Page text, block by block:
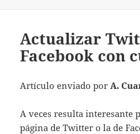
Actualizar
Facebook con
Artículo enviado por A.
A veces resulta interesante
página de Twitter o la de